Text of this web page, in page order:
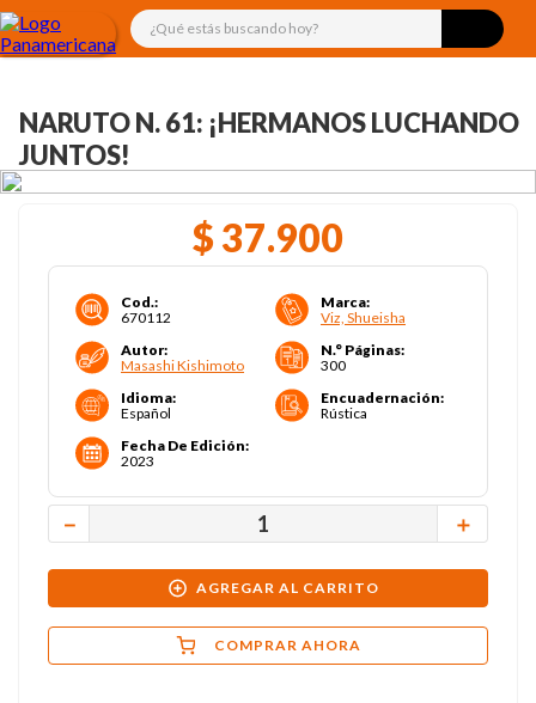
¿Qué estás buscando hoy?
NARUTO N. 61: ¡HERMANOS LUCHANDO
JUNTOS!
$ 37.900
Cod.:
670112
Marca:
Viz, Shueisha
Autor:
Masashi Kishimoto
N.° Páginas:
300
Idioma:
Español
Encuadernación:
Rústica
Fecha De Edición:
2023
＋
－
AGREGAR AL CARRITO
COMPRAR AHORA